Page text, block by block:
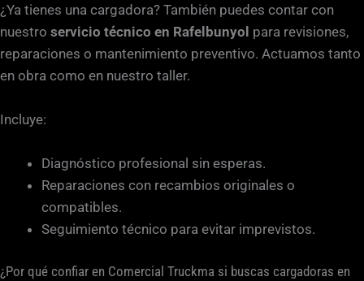
¿Ya tienes una cargadora? También puedes contar con
nuestro servicio técnico en Rafelbunyol para revisiones,
reparaciones o mantenimiento preventivo. Actuamos tanto
en obra como en nuestro taller.
Incluye:
Diagnóstico profesional sin esperas.
Reparaciones con recambios originales o
compatibles.
Seguimiento técnico para evitar imprevistos.
¿Por qué confiar en Comercial Truckma si buscas cargadoras en